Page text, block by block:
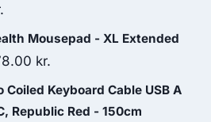
price
is:
Mousepad - XL Extended
kr.
price
is:
Coiled Keyboard Cable USB A
Republic Red - 150cm